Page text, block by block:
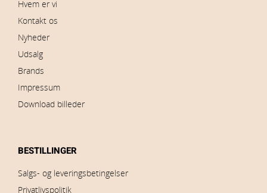
Hvem er vi
Kontakt os
Nyheder
Udsalg
Brands
Impressum
Download billeder
BESTILLINGER
Salgs- og leveringsbetingelser
Privatlivspolitik